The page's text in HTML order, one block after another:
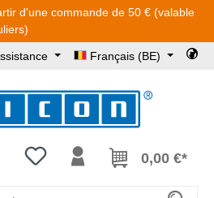
d'une commande de 50 € (valable
Français (BE)
Vous avez 0 articles dans votre
0,00 €*